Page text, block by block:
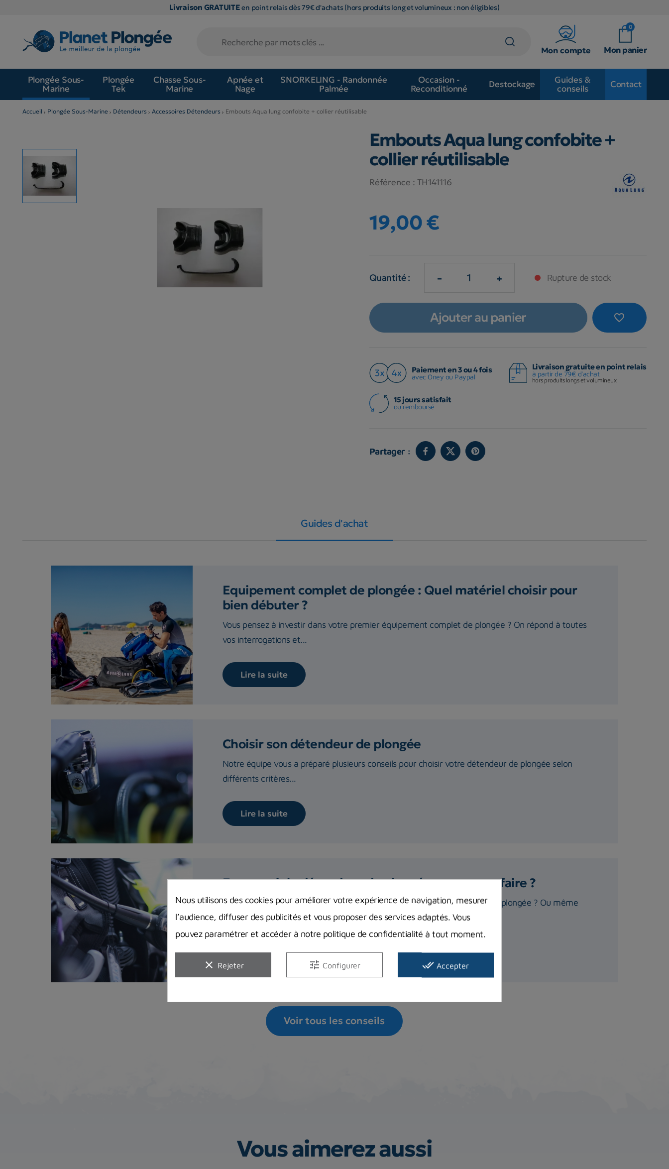
Livraison GRATUITEen point relais dès 79€ d'achats (hors produits long et volumineux : non éligibles)
Mon compte
0
Mon panier
Plongée Sous-
Marine
Plongée
Tek
Chasse Sous-
Marine
Apnée et
Nage
SNORKELING - Randonnée
Palmée
Occasion -
Reconditionné
Destockage
Guides &
conseils
Contact
Accueil Plongée Sous-Marine Détendeurs Accessoires Détendeurs Embouts Aqua lung confobite + collier réutilisable
Embouts Aqua lung confobite +
collier réutilisable
Référence : TH141116
19,00 €
Quantité : - + Rupture de stock
favorite_border
Ajouter au panier
Paiement en 3 ou 4 fois
avec Oney ou Paypal
Livraison gratuite en point relais
à partir de 79€ d'achat
hors produits longs et volumineux
15 jours satisfait
ou remboursé
Partager :
Guides d'achat
Equipement complet de plongée : Quel matériel choisir pour
bien débuter ?
Vous pensez à investir dans votre premier équipement complet de plongée ? On répond à toutes
vos interrogations et...
Lire la suite
Choisir son détendeur de plongée
Notre équipe vous a préparé plusieurs conseils pour choisir votre détendeur de plongée selon
différents critères...
Lire la suite
Entretenir le détendeur de plongée : comment faire ?
Vous vous demandez comment réaliser l’entretien de votre détendeur de plongée ? Ou même
quand est-ce que vous...
Lire la suite
Voir tous les conseils
Vous aimerez aussi
Nous utilisons des cookies pour améliorer votre expérience de navigation, mesurer
l’audience, diffuser des publicités et vous proposer des services adaptés. Vous
pouvez paramétrer et accéder à notre politique de confidentialité à tout moment.
clear Rejeter tune Configurer done_all Accepter